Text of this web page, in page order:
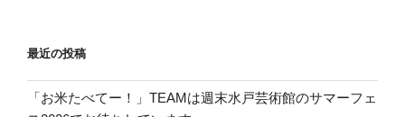
最近の投稿
「お米たべてー！」TEAMは週末水戸芸術館のサマーフェ